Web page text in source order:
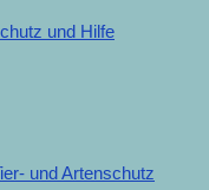
und Hilfe
und Artenschutz